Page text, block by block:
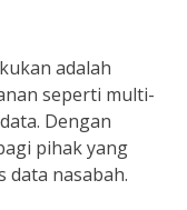
adalah
seperti multi-
Dengan
pihak yang
data nasabah.